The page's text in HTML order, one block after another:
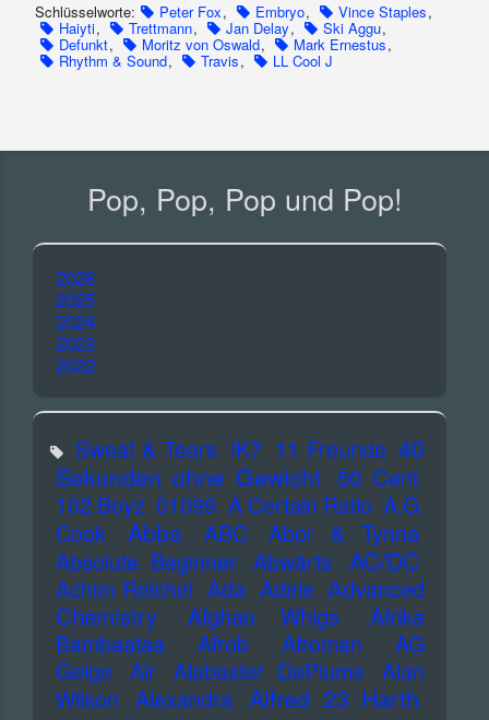
Schlüsselworte: Peter Fox, Embryo, Vince Staples,
Haiyti, Trettmann, Jan Delay, Ski Aggu,
Defunkt, Moritz von Oswald, Mark Ernestus,
Rhythm & Sound, Travis, LL Cool J
Pop, Pop, Pop und Pop!
2026
2025
2024
2023
2022
Sweat & Tears !K7 11 Freunde 40
Sekunden ohne Gewicht 50 Cent
102 Boyz 01099 A Certain Ratio A.G.
Cook
Abba ABC
Abor & Tynna
Absolute Beginner Abwärts AC/DC
Achim Reichel Ada Adele Advanced
Chemistry
Afghan Whigs
Afrika
Bambaataa
Afrob Afroman
AG
Geige
Air Alabaster DePlume
Alan
Wilson Alexandra Alfred 23 Harth